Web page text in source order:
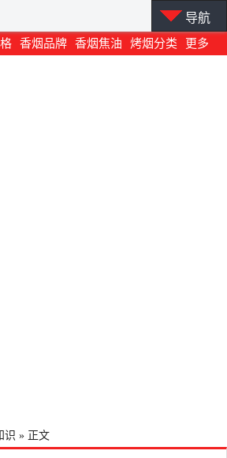
香烟品牌 香烟焦油 烤烟分类 更多
导航
识 » 正文